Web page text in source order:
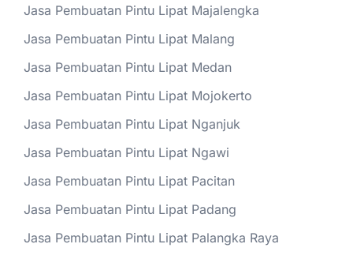
Jasa Pembuatan Pintu Lipat Majalengka
Jasa Pembuatan Pintu Lipat Malang
Jasa Pembuatan Pintu Lipat Medan
Jasa Pembuatan Pintu Lipat Mojokerto
Jasa Pembuatan Pintu Lipat Nganjuk
Jasa Pembuatan Pintu Lipat Ngawi
Jasa Pembuatan Pintu Lipat Pacitan
Jasa Pembuatan Pintu Lipat Padang
Jasa Pembuatan Pintu Lipat Palangka Raya